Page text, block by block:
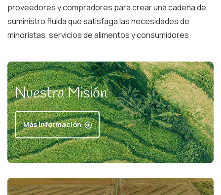
proveedores y compradores para crear una cadena de
suministro fluida que satisfaga las necesidades de
minoristas, servicios de alimentos y consumidores.
Nuestra Misión
Más información